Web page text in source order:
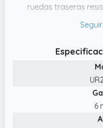
ruedas traseras
diversas superficies
mismo tiempo, la
arranque/parada
✔️ Caja Volquete
eléctrico de 24V
trasera real. Por un
acomodar juguetes,
6